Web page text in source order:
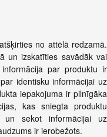
no attēlā redzamā.
un izskatīties savādāk vai
par produktu ir
identisku informācijai uz
iepakojuma ir pilnīgāka
kas sniegta produktu
un sekot informācijai uz
ir ierobežots.